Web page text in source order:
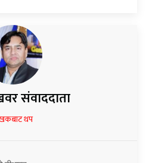
संवाददाता
थप